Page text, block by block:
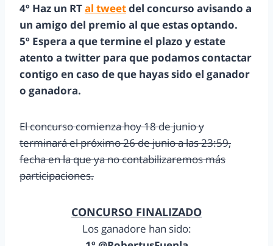
4º Haz un RTal tweetdel concurso avisando a
un amigo del premio al que estas optando.
5º Espera a que termine el plazo y estate
atento a twitter para que podamos contactar
contigo en caso de que hayas sido el ganador
o ganadora.
El concurso comienza hoy 18 de junio y
terminará el próximo 26 de junio a las 23:59,
fecha en la que ya no contabilizaremos más
participaciones.
CONCURSO FINALIZADO
Los ganadore han sido: